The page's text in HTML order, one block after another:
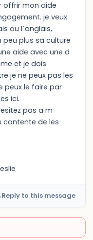
offrir mon aide
je veux
ou l´anglais,
plus sa culture
aide avec une d
et je dois
je ne peux pas les
peux le faire par
ici.
pas a m
contente de les
Reply to this message